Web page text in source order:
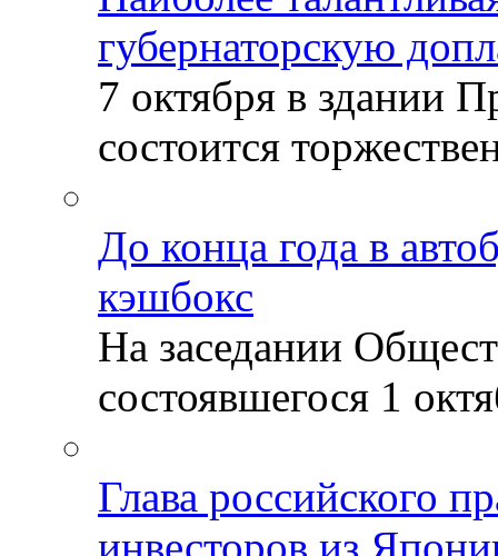
губернаторскую
7 октября в здании
состоится
До конца года в
кэшбокс
На заседании
состоявшегося 1
Глава российского
инвесторов из